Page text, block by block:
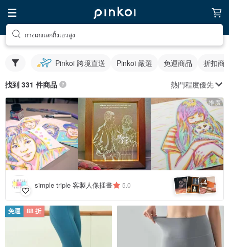
กางเกงเลกกิ้งเอวสูง
Pinkoi 跨境直送 Pinkoi 嚴選 免運商品 折扣商
找到 331 件商品 熱門程度優先
推廣
simple triple 客製人像插畫 5.0 +4
免運 88 折